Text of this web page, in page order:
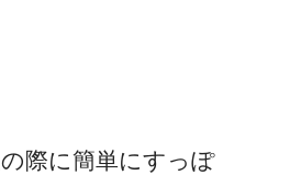
際に簡単にすっぽ